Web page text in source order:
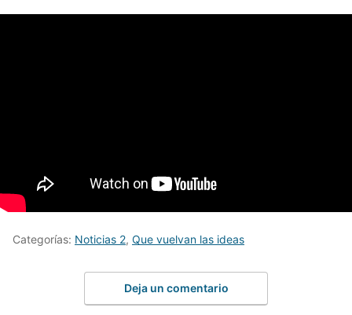
Categorías: Noticias 2, Que vuelvan las ideas
Deja un comentario